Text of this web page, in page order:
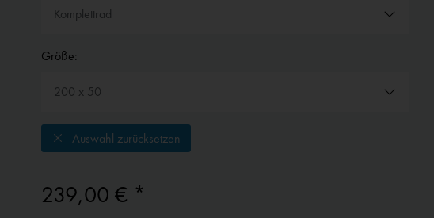
Größe:
Auswahl zurücksetzen
239,00 € *